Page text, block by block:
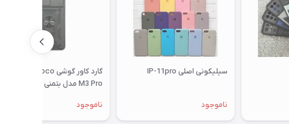
سیلیکونی اصلی IP-11pro
ناموجود
گارد کاور گوشی Xiaomi Poco
ناموجود